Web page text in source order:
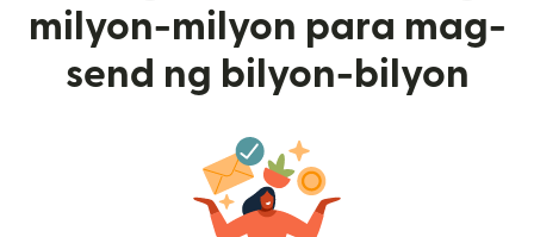
milyon-milyon para mag-
send ng bilyon-bilyon